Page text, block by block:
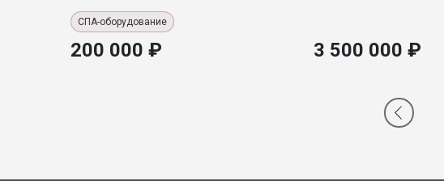
СПА-оборудование
200 000 ₽ 3 500 000 ₽